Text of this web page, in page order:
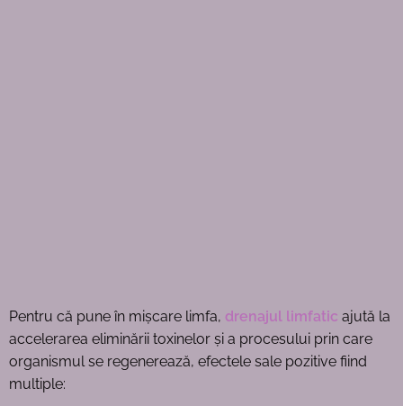
Pentru că pune în mișcare limfa, drenajul limfatic ajută la
accelerarea eliminării toxinelor și a procesului prin care
organismul se regenerează, efectele sale pozitive fiind
multiple: